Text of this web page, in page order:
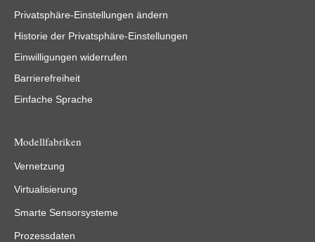
Privatsphäre-Einstellungen ändern
Historie der Privatsphäre-Einstellungen
Einwilligungen widerrufen
Barrierefreiheit
Einfache Sprache
Modellfabriken
Vernetzung
Virtualisierung
Smarte Sensorsysteme
Prozessdaten